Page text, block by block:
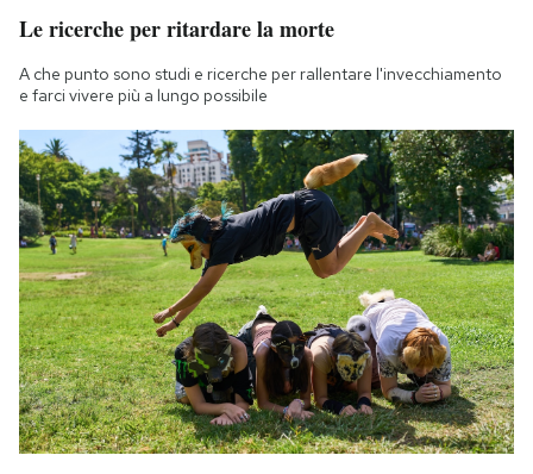
Le ricerche per ritardare la morte
A che punto sono studi e ricerche per rallentare l'invecchiamento
e farci vivere più a lungo possibile